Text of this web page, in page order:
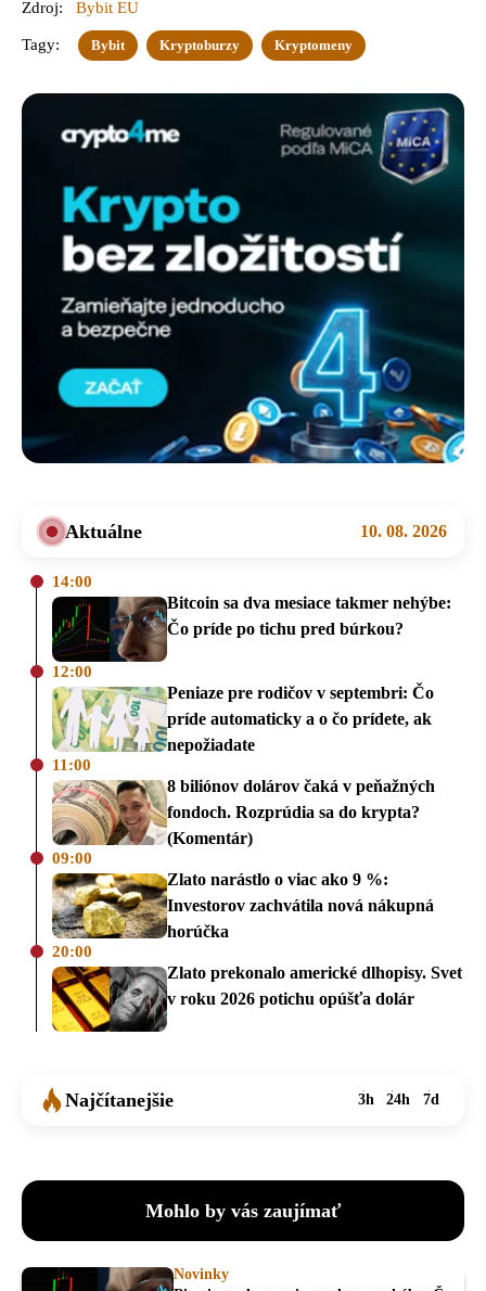
Zdroj: Bybit EU
Tagy: Bybit Kryptoburzy Kryptomeny
Aktuálne 10. 08. 2026
14:00
Bitcoin sa dva mesiace takmer nehýbe:
Čo príde po tichu pred búrkou?
12:00
Peniaze pre rodičov v septembri: Čo
príde automaticky a o čo prídete, ak
nepožiadate
11:00
8 biliónov dolárov čaká v peňažných
fondoch. Rozprúdia sa do krypta?
(Komentár)
09:00
Zlato narástlo o viac ako 9 %:
Investorov zachvátila nová nákupná
horúčka
20:00
Zlato prekonalo americké dlhopisy. Svet
v roku 2026 potichu opúšťa dolár
Najčítanejšie 3h 24h 7d
Mohlo by vás zaujímať
Novinky